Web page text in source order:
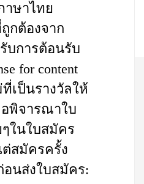
าษาไทย
กต้องจาก
บการต้อนรับ
for content
เป็นรางวัลให้
พิจารณาใบ
ในใบสมัคร
สมัครครั้ง
นส่งใบสมัคร: